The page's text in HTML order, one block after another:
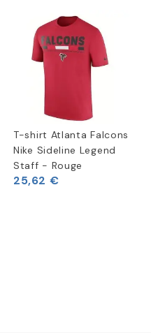
T-shirt Atlanta Falcons
Nike Sideline Legend
Staff - Rouge
25,62 €